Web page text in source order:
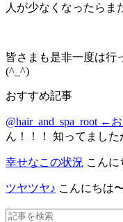
人が少なくなったらま
皆さまも是非一度は行
(^_^)
おすすめ記事
@hair_and_spa_root ←
ん！！！ 知ってました
幸せなこの状況 こんに
ツヤツヤ♪ こんにちは